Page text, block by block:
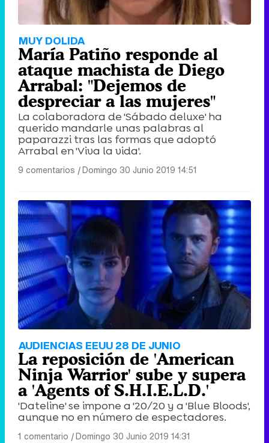
MUY DOLIDA
María Patiño responde al
ataque machista de Diego
Arrabal: "Dejemos de
despreciar a las mujeres"
La colaboradora de 'Sábado deluxe' ha
querido mandarle unas palabras al
paparazzi tras las formas que adoptó
Arrabal en 'Viva la vida'.
9 comentarios |Domingo 30 Junio 2019 14:51
AUDIENCIAS EEUU 28 DE JUNIO
La reposición de 'American
Ninja Warrior' sube y supera
a 'Agents of S.H.I.E.L.D.'
'Dateline' se impone a '20/20 y a 'Blue Bloods',
aunque no en número de espectadores.
1 comentario |Domingo 30 Junio 2019 14:31